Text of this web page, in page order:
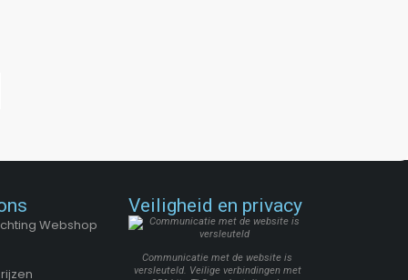
Webshop
Veiligheid en privacy
Communicatie met de website is
versleuteld. Veilige verbindingen met